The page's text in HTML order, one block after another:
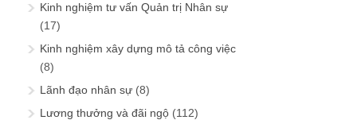
Kinh nghiệm tư vấn Quản trị Nhân sự
(17)
Kinh nghiệm xây dựng mô tả công việc
(8)
Lãnh đạo nhân sự (8)
Lương thưởng và đãi ngộ (112)